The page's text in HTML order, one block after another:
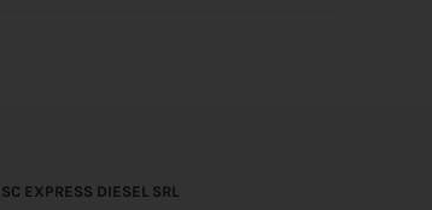
SC EXPRESS DIESEL SRL